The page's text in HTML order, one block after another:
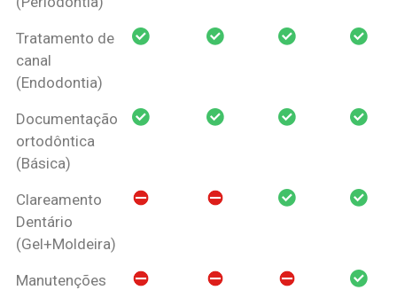
Tratamento de
canal
(Endodontia)
Documentação
ortodôntica
(Básica)
Clareamento
Dentário
(Gel+Moldeira)
Manutenções